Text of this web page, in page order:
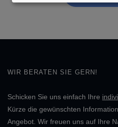
WIR BERATEN SIE GERN!
Schicken Sie uns einfach Ihre
Kürze die gewünschten
Angebot. Wir freuen uns auf Ihre